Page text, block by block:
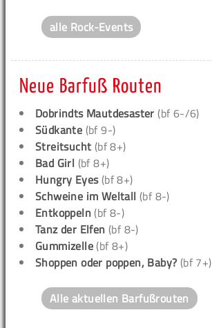
alle Rock-Events
Neue Barfuß Routen
Dobrindts Mautdesaster (bf 6-/6)
Südkante (bf 9-)
Streitsucht (bf 8+)
Bad Girl (bf 8+)
Hungry Eyes(bf 8+)
Schweine im Weltall (bf 8-)
Entkoppeln (bf 8-)
Tanz der Elfen (bf 8-)
Gummizelle (bf 8+)
Shoppen oder poppen, Baby? (bf 7+)
Alle aktuellen Barfußrouten